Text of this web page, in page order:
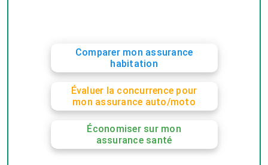
Comparer mon assurance
habitation
Évaluer la concurrence pour
mon assurance auto/moto
Économiser sur mon
assurance santé